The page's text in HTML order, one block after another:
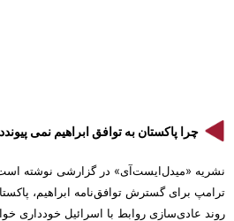
چرا پاکستان به توافق ابراهیم نمی
نشریه «میدل‌ایست‌آی» در گزارشی نوشته است
ترامپ برای گسترش توافق‌نامه ابراهیم،
روند عادی‌سازی روابط با اسرائیل خودداری